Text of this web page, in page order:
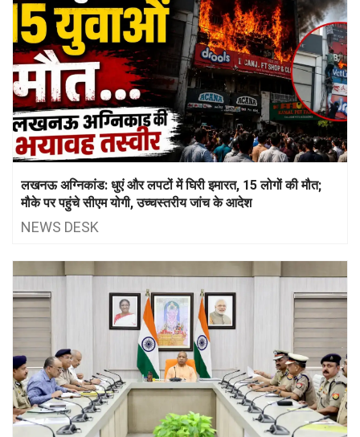
लखनऊ अग्निकांड: धुएं और लपटों में घिरी इमारत, 15 लोगों की मौत;
मौके पर पहुंचे सीएम योगी, उच्चस्तरीय जांच के आदेश
NEWS DESK